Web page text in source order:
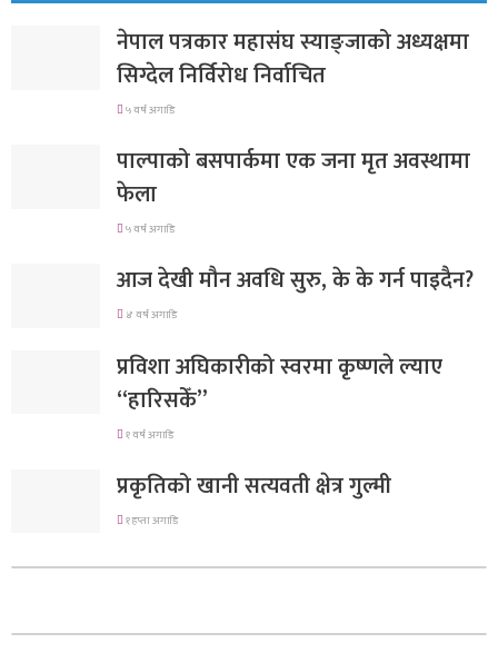
नेपाल पत्रकार महासंघ स्याङ्जाको अध्यक्षमा
सिग्देल निर्विरोध निर्वाचित
५ वर्ष अगाडि
पाल्पाको बसपार्कमा एक जना मृत अवस्थामा
फेला
५ वर्ष अगाडि
आज देखी मौन अवधि सुरु, के के गर्न पाइदैन?
४ वर्ष अगाडि
प्रविशा अघिकारीको स्वरमा कृष्णले ल्याए
“हारिसकेँ”
१ वर्ष अगाडि
प्रकृतिको खानी सत्यवती क्षेत्र गुल्मी
१ हप्ता अगाडि